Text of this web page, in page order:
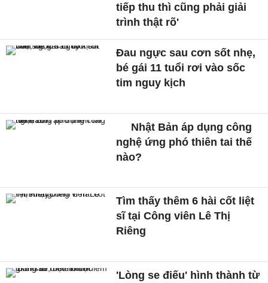
tiếp thu thì cũng phải giải
trình thật rõ'
Đau ngực sau cơn sốt nhẹ,
bé gái 11 tuổi rơi vào sốc
tim nguy kịch
Nhật Bản áp dụng công
nghệ ứng phó thiên tai thế
nào?
Tìm thấy thêm 6 hài cốt liệt
sĩ tại Công viên Lê Thị
Riêng
'Lòng se điếu' hình thành từ